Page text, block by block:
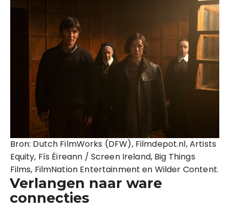
Bron: Dutch FilmWorks (DFW), Filmdepot.nl, Artists
Equity, Fís Éireann / Screen Ireland, Big Things
Films, FilmNation Entertainment en Wilder Content.
Verlangen naar ware
connecties